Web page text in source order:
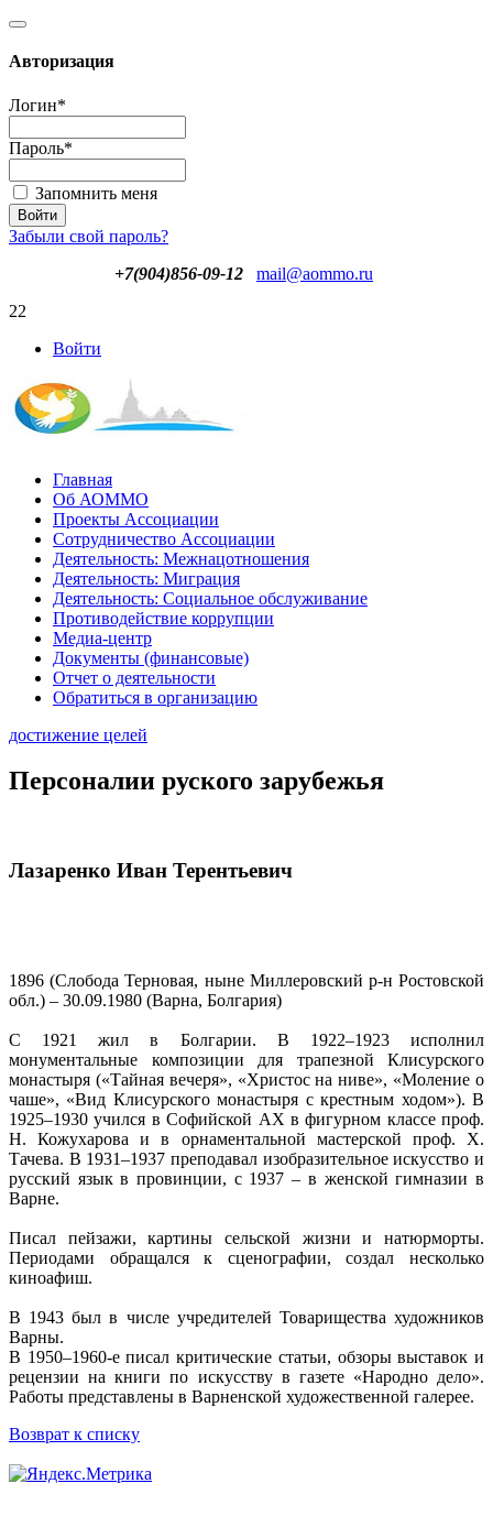
Авторизация
Логин*
Пароль*
Запомнить меня
Забыли свой пароль?
+7(904)856-09-12
mail@aommo.ru
22
Войти
Главная
Об АОММО
Проекты Ассоциации
Сотрудничество Ассоциации
Деятельность: Межнацотношения
Деятельность: Миграция
Деятельность: Социальное обслуживание
Противодействие коррупции
Медиа-центр
Документы (финансовые)
Отчет о деятельности
Обратиться в организацию
достижение целей
Персоналии руского зарубежья
Лазаренко Иван Терентьевич
1896 (Слобода Терновая, ныне Миллеровский р-н Ростовской
обл.) – 30.09.1980 (Варна, Болгария)
С 1921 жил в Болгарии. В 1922–1923 исполнил
монументальные композиции для трапезной Клисурского
монастыря («Тайная вечеря», «Христос на ниве», «Моление о
чаше», «Вид Клисурского монастыря с крестным ходом»). В
1925–1930 учился в Софийской АХ в фигурном классе проф.
Н. Кожухарова и в орнаментальной мастерской проф. Х.
Тачева. В 1931–1937 преподавал изобразительное искусство и
русский язык в провинции, с 1937 – в женской гимназии в
Варне.
Писал пейзажи, картины сельской жизни и натюрморты.
Периодами обращался к сценографии, создал несколько
киноафиш.
В 1943 был в числе учредителей Товарищества художников
Варны.
В 1950–1960-е писал критические статьи, обзоры выставок и
рецензии на книги по искусству в газете «Народно дело».
Работы представлены в Варненской художественной галерее.
Возврат к списку